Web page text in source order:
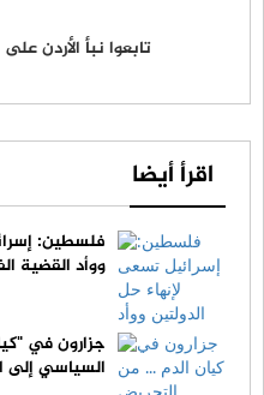
تابعوا نبأ الأردن على
اقرأ أيضا
فلسطين:
ووأد القضية
جزارون في
السياسي إلى